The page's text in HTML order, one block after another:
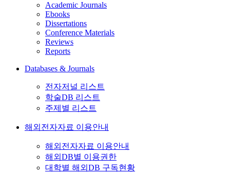
Academic Journals
Ebooks
Dissertations
Conference Materials
Reviews
Reports
Databases & Journals
전자저널 리스트
학술DB 리스트
주제별 리스트
해외전자자료 이용안내
해외전자자료 이용안내
해외DB별 이용권한
대학별 해외DB 구독현황